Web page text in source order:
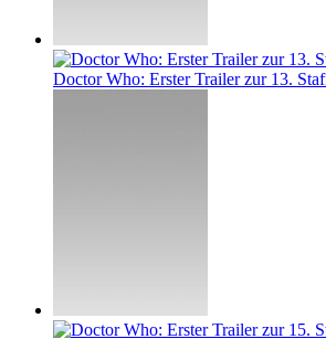
Doctor Who: Erster Trailer zur 13.